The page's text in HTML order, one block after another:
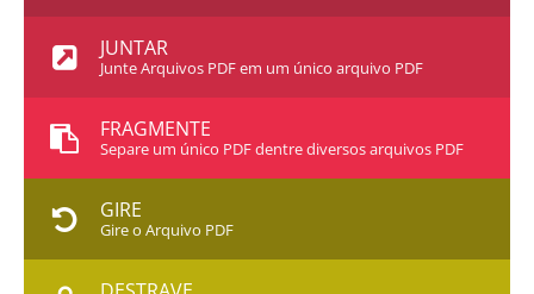
JUNTAR
Junte Arquivos PDF em um único arquivo PDF
FRAGMENTE
Separe um único PDF dentre diversos arquivos PDF
GIRE
Gire o Arquivo PDF